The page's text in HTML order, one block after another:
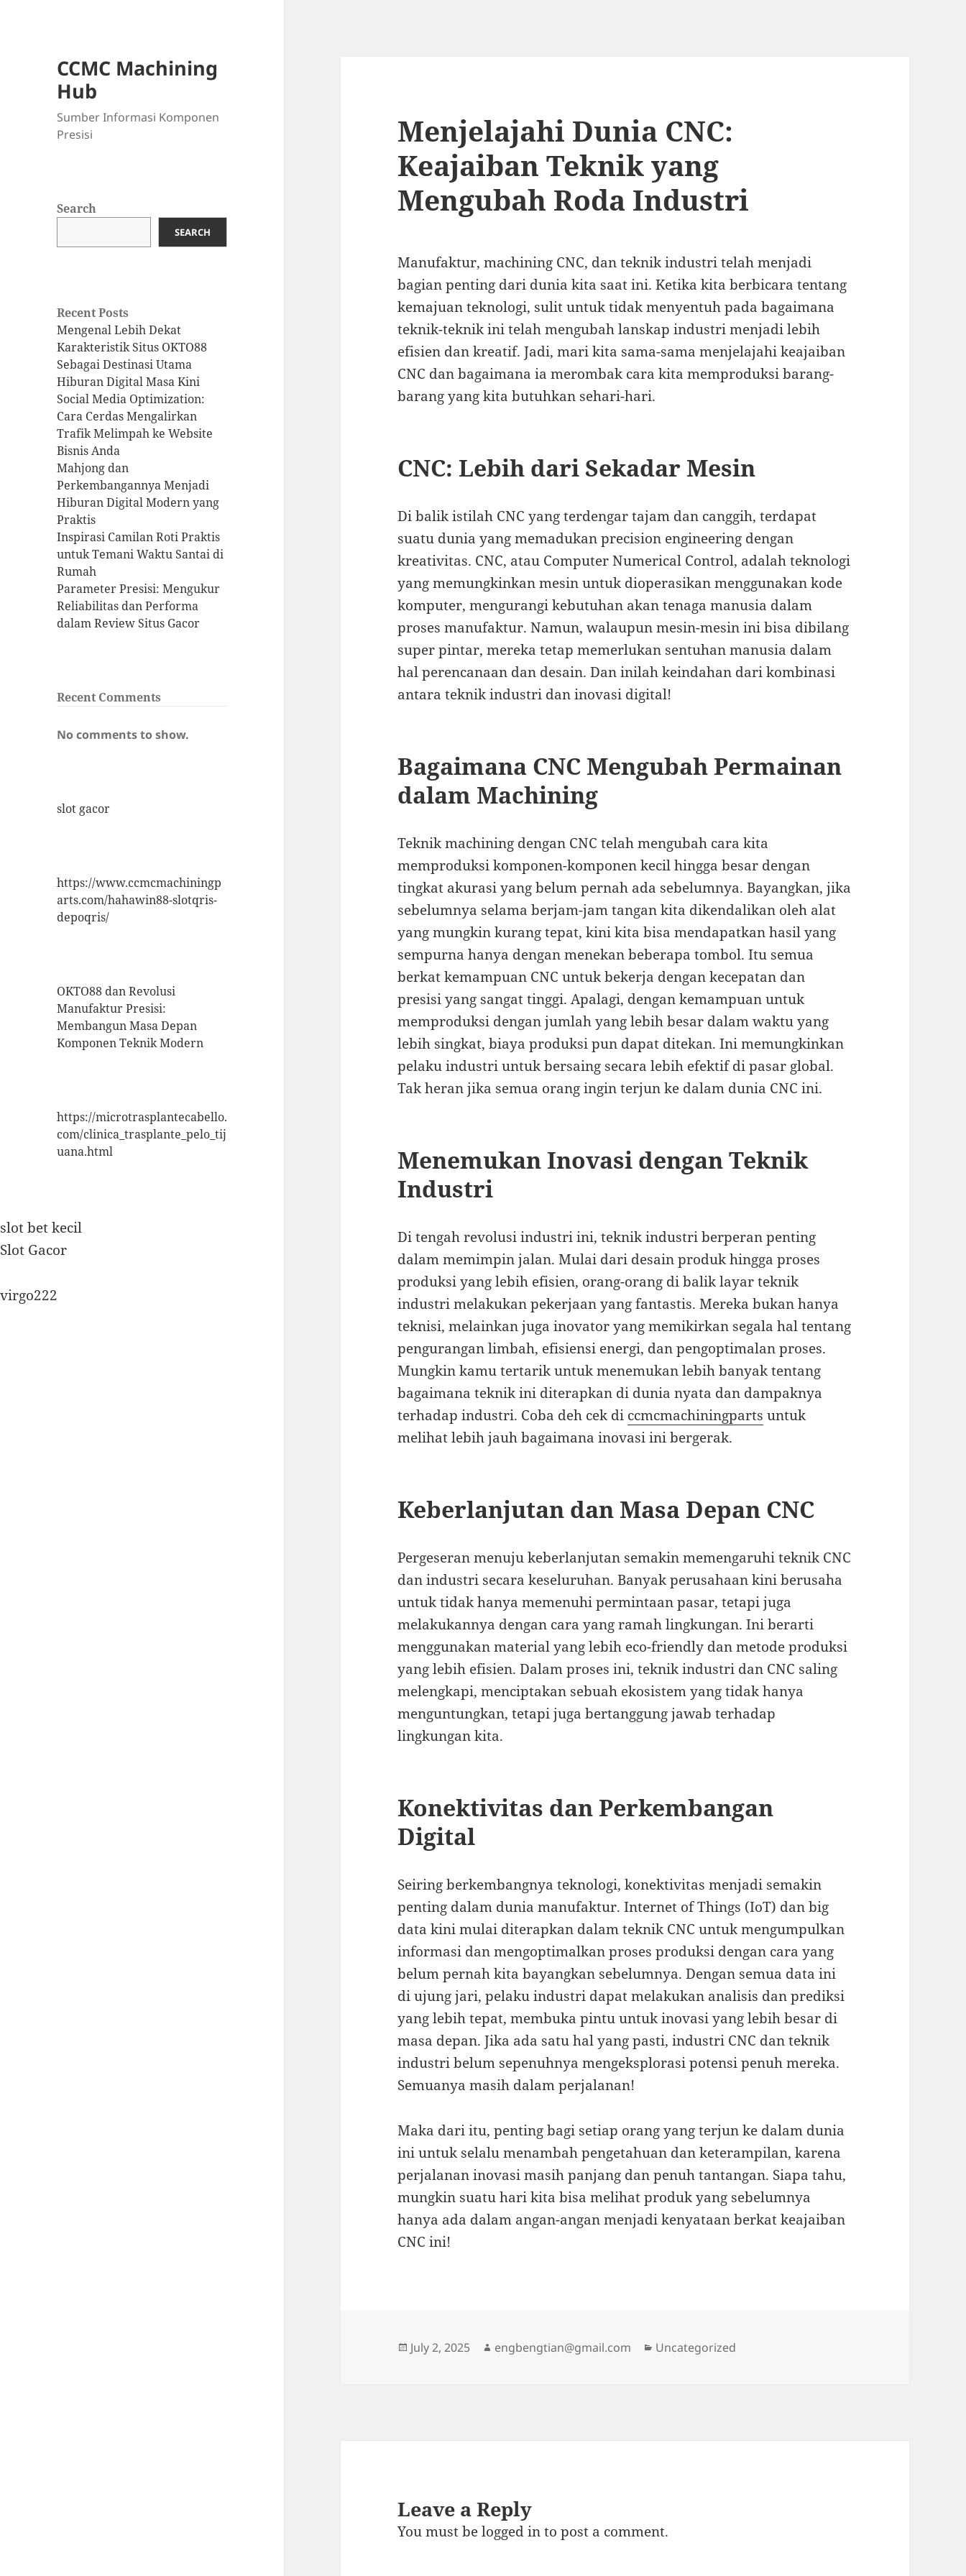
CCMC Machining
Hub
Sumber Informasi Komponen
Presisi
Search
SEARCH
Recent Posts
Mengenal Lebih Dekat
Karakteristik Situs OKTO88
Sebagai Destinasi Utama
Hiburan Digital Masa Kini
Social Media Optimization:
Cara Cerdas Mengalirkan
Trafik Melimpah ke Website
Bisnis Anda
Mahjong dan
Perkembangannya Menjadi
Hiburan Digital Modern yang
Praktis
Inspirasi Camilan Roti Praktis
untuk Temani Waktu Santai di
Rumah
Parameter Presisi: Mengukur
Reliabilitas dan Performa
dalam Review Situs Gacor
Recent Comments
No comments to show.
slot gacor
https://www.ccmcmachiningp
arts.com/hahawin88-slotqris-
depoqris/
OKTO88 dan Revolusi
Manufaktur Presisi:
Membangun Masa Depan
Komponen Teknik Modern
https://microtrasplantecabello.
com/clinica_trasplante_pelo_tij
uana.html
slot bet kecil
Slot Gacor
virgo222
Menjelajahi Dunia CNC:
Keajaiban Teknik yang
Mengubah Roda Industri
Manufaktur, machining CNC, dan teknik industri telah menjadi
bagian penting dari dunia kita saat ini. Ketika kita berbicara tentang
kemajuan teknologi, sulit untuk tidak menyentuh pada bagaimana
teknik-teknik ini telah mengubah lanskap industri menjadi lebih
efisien dan kreatif. Jadi, mari kita sama-sama menjelajahi keajaiban
CNC dan bagaimana ia merombak cara kita memproduksi barang-
barang yang kita butuhkan sehari-hari.
CNC: Lebih dari Sekadar Mesin
Di balik istilah CNC yang terdengar tajam dan canggih, terdapat
suatu dunia yang memadukan precision engineering dengan
kreativitas. CNC, atau Computer Numerical Control, adalah teknologi
yang memungkinkan mesin untuk dioperasikan menggunakan kode
komputer, mengurangi kebutuhan akan tenaga manusia dalam
proses manufaktur. Namun, walaupun mesin-mesin ini bisa dibilang
super pintar, mereka tetap memerlukan sentuhan manusia dalam
hal perencanaan dan desain. Dan inilah keindahan dari kombinasi
antara teknik industri dan inovasi digital!
Bagaimana CNC Mengubah Permainan
dalam Machining
Teknik machining dengan CNC telah mengubah cara kita
memproduksi komponen-komponen kecil hingga besar dengan
tingkat akurasi yang belum pernah ada sebelumnya. Bayangkan, jika
sebelumnya selama berjam-jam tangan kita dikendalikan oleh alat
yang mungkin kurang tepat, kini kita bisa mendapatkan hasil yang
sempurna hanya dengan menekan beberapa tombol. Itu semua
berkat kemampuan CNC untuk bekerja dengan kecepatan dan
presisi yang sangat tinggi. Apalagi, dengan kemampuan untuk
memproduksi dengan jumlah yang lebih besar dalam waktu yang
lebih singkat, biaya produksi pun dapat ditekan. Ini memungkinkan
pelaku industri untuk bersaing secara lebih efektif di pasar global.
Tak heran jika semua orang ingin terjun ke dalam dunia CNC ini.
Menemukan Inovasi dengan Teknik
Industri
Di tengah revolusi industri ini, teknik industri berperan penting
dalam memimpin jalan. Mulai dari desain produk hingga proses
produksi yang lebih efisien, orang-orang di balik layar teknik
industri melakukan pekerjaan yang fantastis. Mereka bukan hanya
teknisi, melainkan juga inovator yang memikirkan segala hal tentang
pengurangan limbah, efisiensi energi, dan pengoptimalan proses.
Mungkin kamu tertarik untuk menemukan lebih banyak tentang
bagaimana teknik ini diterapkan di dunia nyata dan dampaknya
terhadap industri. Coba deh cek di ccmcmachiningparts untuk
melihat lebih jauh bagaimana inovasi ini bergerak.
Keberlanjutan dan Masa Depan CNC
Pergeseran menuju keberlanjutan semakin memengaruhi teknik CNC
dan industri secara keseluruhan. Banyak perusahaan kini berusaha
untuk tidak hanya memenuhi permintaan pasar, tetapi juga
melakukannya dengan cara yang ramah lingkungan. Ini berarti
menggunakan material yang lebih eco-friendly dan metode produksi
yang lebih efisien. Dalam proses ini, teknik industri dan CNC saling
melengkapi, menciptakan sebuah ekosistem yang tidak hanya
menguntungkan, tetapi juga bertanggung jawab terhadap
lingkungan kita.
Konektivitas dan Perkembangan
Digital
Seiring berkembangnya teknologi, konektivitas menjadi semakin
penting dalam dunia manufaktur. Internet of Things (IoT) dan big
data kini mulai diterapkan dalam teknik CNC untuk mengumpulkan
informasi dan mengoptimalkan proses produksi dengan cara yang
belum pernah kita bayangkan sebelumnya. Dengan semua data ini
di ujung jari, pelaku industri dapat melakukan analisis dan prediksi
yang lebih tepat, membuka pintu untuk inovasi yang lebih besar di
masa depan. Jika ada satu hal yang pasti, industri CNC dan teknik
industri belum sepenuhnya mengeksplorasi potensi penuh mereka.
Semuanya masih dalam perjalanan!
Maka dari itu, penting bagi setiap orang yang terjun ke dalam dunia
ini untuk selalu menambah pengetahuan dan keterampilan, karena
perjalanan inovasi masih panjang dan penuh tantangan. Siapa tahu,
mungkin suatu hari kita bisa melihat produk yang sebelumnya
hanya ada dalam angan-angan menjadi kenyataan berkat keajaiban
CNC ini!
Posted
July 2, 2025 Author
engbengtian@gmail.com Categories
Uncategorized
Leave a Reply
You must belogged into post a comment.